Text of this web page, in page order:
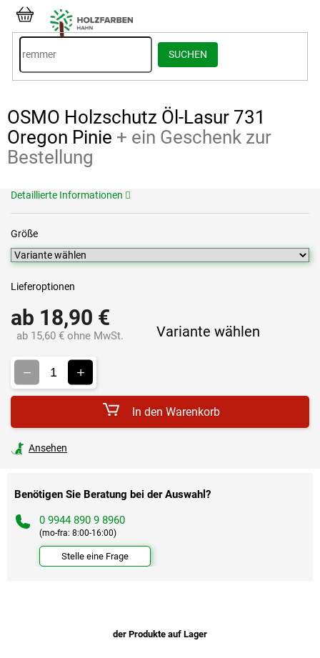
Inhalt
springen
SUCHEN
WARENKORB
OSMO Holzschutz Öl-Lasur 731
Oregon Pinie + ein Geschenk zur
Bestellung
ab 18,90 €
ab 15,60 € ohne MwSt. Variante wählen
Größe
Lieferoptionen
In den Warenkorb
Detaillierte Informationen
Ansehen
Benötigen Sie Beratung bei der Auswahl?
0 9944 890 9 8960
(mo-fra: 8:00-16:00)
Stelle eine Frage
der Produkte auf Lager